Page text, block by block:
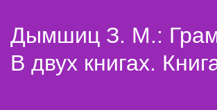
Дымшиц З. М.:
В двух книгах.